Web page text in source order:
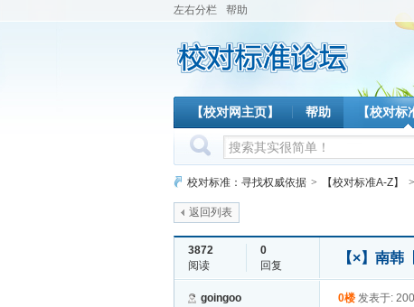
左右分栏 帮助
【校对网主页】 帮助 【校对标
校对标准：寻找权威依据 > 【校对标准A-Z】 >
返回列表
3872
阅读
0
回复
【×】南韩
goingoo 0楼 发表于: